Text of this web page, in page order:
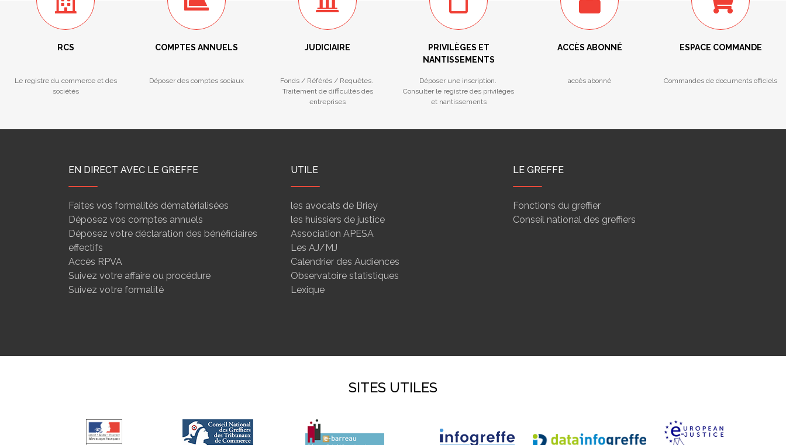
RCS
Le registre du commerce et des
sociétés
COMPTES ANNUELS
Déposer des comptes sociaux
JUDICIAIRE
Fonds / Référés / Requêtes.
Traitement de difficultés des
entreprises
PRIVILÈGES ET
NANTISSEMENTS
Déposer une inscription.
Consulter le registre des privilèges
et nantissements
ACCÈS ABONNÉ
accès abonné
ESPACE COMMANDE
Commandes de documents officiels
EN DIRECT AVEC LE GREFFE
Faites vos formalités dématérialisées
Déposez vos comptes annuels
Déposez votre déclaration des bénéficiaires
effectifs
Accès RPVA
Suivez votre affaire ou procédure
Suivez votre formalité
UTILE
les avocats de Briey
les huissiers de justice
Association APESA
Les AJ/MJ
Calendrier des Audiences
Observatoire statistiques
Lexique
LE GREFFE
Fonctions du greffier
Conseil national des greffiers
SITES UTILES